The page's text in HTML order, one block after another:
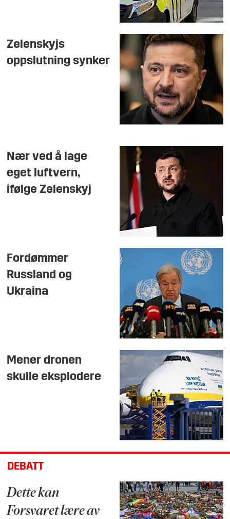
Zelenskyjs
oppslutning synker
Nær ved å lage
eget luftvern,
ifølge Zelenskyj
Fordømmer
Russland og
Ukraina
Mener dronen
skulle eksplodere
DEBATT
Dette kan
Forsvaret lære av